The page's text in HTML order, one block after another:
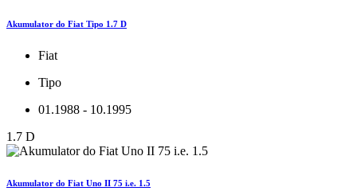
Akumulator do Fiat Tipo 1.7 D
Fiat
Tipo
01.1988 - 10.1995
1.7 D
Akumulator do Fiat Uno II 75 i.e. 1.5